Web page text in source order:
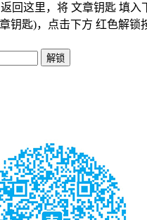
回这里，将 文章钥匙 填入
钥匙)，点击下方 红色解锁